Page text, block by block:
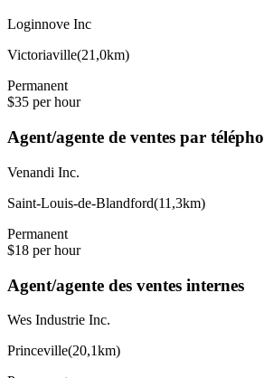
Loginnove Inc
Victoriaville(21,0km)
Permanent
$35 per hour
Agent/agente de ventes par
Venandi Inc.
Saint-Louis-de-Blandford(11,3km)
Permanent
$18 per hour
Agent/agente des ventes internes
Wes Industrie Inc.
Princeville(20,1km)